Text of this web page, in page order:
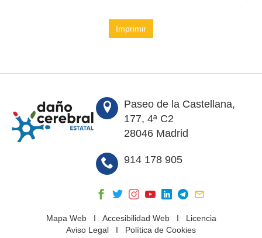
Imprimir
Paseo de la Castellana,
177, 4ª C2
28046 Madrid
914 178 905
Mapa WebI Accesibilidad WebI Licencia
Aviso Legal I Política de Cookies